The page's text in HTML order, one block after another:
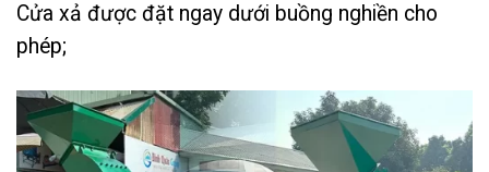
Cửa xả được đặt ngay dưới buồng nghiền cho
phép;